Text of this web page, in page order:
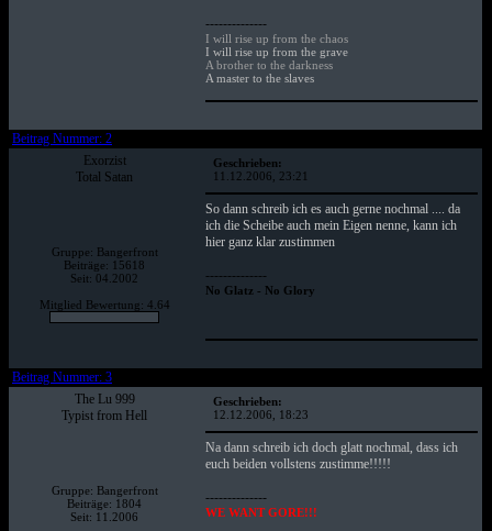
--------------
I will rise up from the chaos
I will rise up from the grave
A brother to the darkness
A master to the slaves
Beitrag Nummer: 2
Exorzist
Total Satan
Gruppe: Bangerfront
Beiträge: 15618
Seit: 04.2002
Mitglied Bewertung: 4.64
Geschrieben:
11.12.2006, 23:21
So dann schreib ich es auch gerne nochmal .... da
ich die Scheibe auch mein Eigen nenne, kann ich
hier ganz klar zustimmen
--------------
No Glatz - No Glory
Beitrag Nummer: 3
The Lu 999
Typist from Hell
Gruppe: Bangerfront
Beiträge: 1804
Seit: 11.2006
Geschrieben:
12.12.2006, 18:23
Na dann schreib ich doch glatt nochmal, dass ich
euch beiden vollstens zustimme!!!!!
--------------
WE WANT GORE!!!